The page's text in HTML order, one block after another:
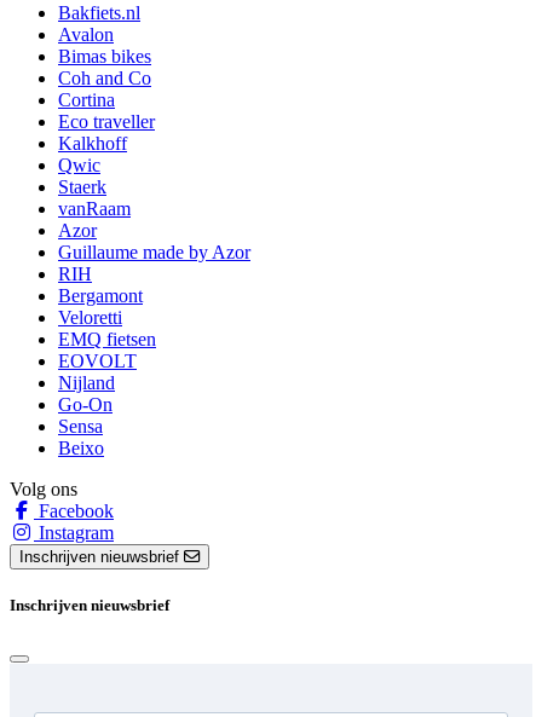
Bakfiets.nl
Avalon
Bimas bikes
Coh and Co
Cortina
Eco traveller
Kalkhoff
Qwic
Staerk
vanRaam
Azor
Guillaume made by Azor
RIH
Bergamont
Veloretti
EMQ fietsen
EOVOLT
Nijland
Go-On
Sensa
Beixo
Volg ons
Facebook
Instagram
Inschrijven nieuwsbrief
Inschrijven nieuwsbrief